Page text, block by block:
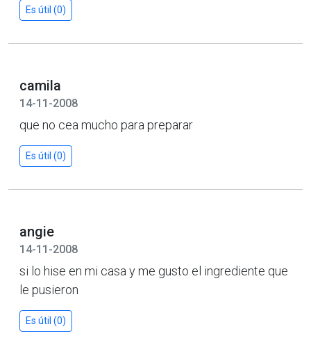
Es útil (0)
camila
14-11-2008
que no cea mucho para preparar
Es útil (0)
angie
14-11-2008
si lo hise en mi casa y me gusto el ingrediente que
le pusieron
Es útil (0)